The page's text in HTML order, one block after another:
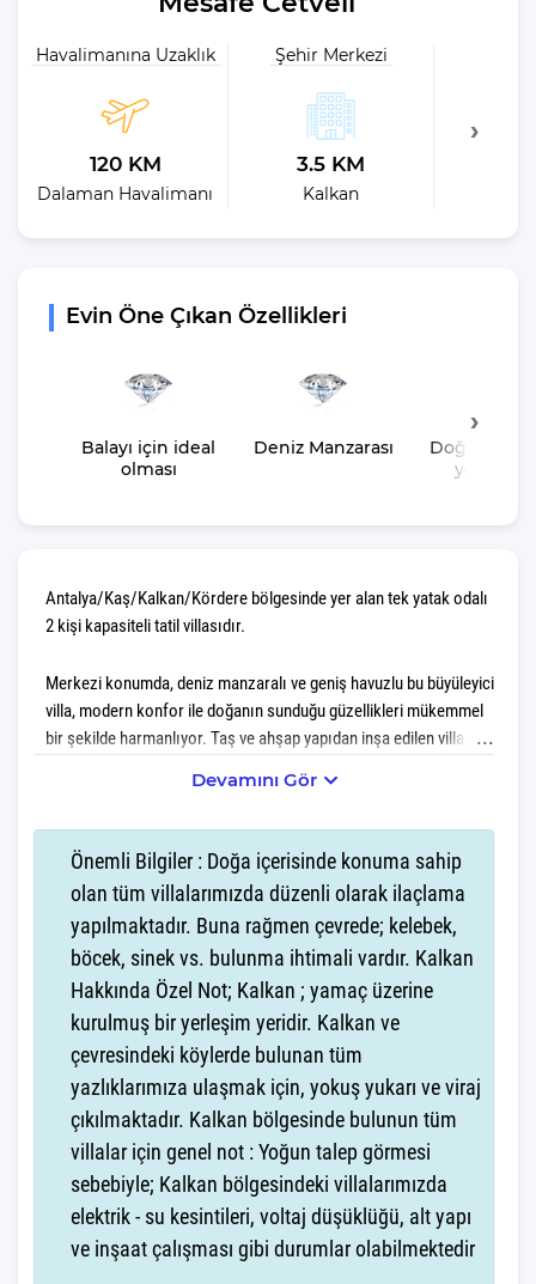
Havalimanına Uzaklık
120 KM
Dalaman Havalimanı
Şehir Merkezi
3.5 KM
Kalkan
Evin Öne Çıkan Özellikleri
Balayı için ideal
olması
Deniz Manzarası
Doğa
yer
Antalya/Kaş/Kalkan/Kördere bölgesinde yer alan tek yatak odalı
2 kişi kapasiteli tatil villasıdır.
Merkezi konumda, deniz manzaralı ve geniş havuzlu bu büyüleyici
villa, modern konfor ile doğanın sunduğu güzellikleri mükemmel
bir şekilde harmanlıyor. Taş ve ahşap yapıdan inşa edilen villa,
lüks bir yaşam alanı sunuyor. Geniş yüzme havuzu, deniz
ayrıca çocuk havuzu da miniklerin güvenle eğlenebileceği bir
cennet sunuyor.
Villanın iç mekanları, rahatlık ve lüksün birleşimiyle tasarlanmış.
Özel jakuzisi ile günün yorgunluğunu atarken, ayrıca bebek yatağı
da mevcut, böylece ailenizle birlikte konforlu ve rahat bir tatil
geçirebilirsiniz. Bu villada, sadece dinlenmekle kalmaz, aynı
zamanda hamam ve sauna gibi spa imkanlarıyla vücudunuzu
canlandırabilir, huzurlu bir atmosferde rahatlama fırsatı
bulabilirsiniz.
Bahçede bulunan masa tenisi, eğlenceli bir aktivite alanı sunarak,
hem çocukların hem de yetişkinlerin keyifli vakit geçirmesini
sağlar. Her bir detayın özenle düşünüldüğü bu villa, misafirlerine
unutulmaz bir tatil deneyimi vaat ediyor. Deniz manzaralı, merkezi
konumda bulunan bu muazzam villa, hem dinlenmek hem de
Devamını Gör
Önemli Bilgiler : Doğa içerisinde konuma sahip
olan tüm villalarımızda düzenli olarak ilaçlama
yapılmaktadır. Buna rağmen çevrede; kelebek,
böcek, sinek vs. bulunma ihtimali vardır. Kalkan
Hakkında Özel Not; Kalkan ; yamaç üzerine
kurulmuş bir yerleşim yeridir. Kalkan ve
çevresindeki köylerde bulunan tüm
yazlıklarımıza ulaşmak için, yokuş yukarı ve viraj
çıkılmaktadır. Kalkan bölgesinde bulunun tüm
villalar için genel not : Yoğun talep görmesi
sebebiyle; Kalkan bölgesindeki villalarımızda
elektrik - su kesintileri, voltaj düşüklüğü, alt yapı
ve inşaat çalışması gibi durumlar olabilmektedir